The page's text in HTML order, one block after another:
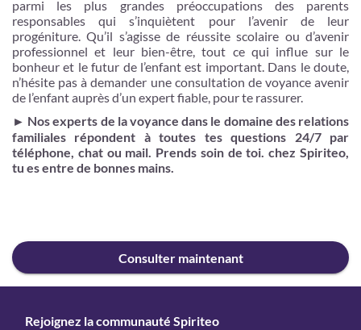
parmi les plus grandes préoccupations des parents
responsables qui s’inquiètent pour l’avenir de leur
progéniture. Qu’il s’agisse de réussite scolaire ou d’avenir
professionnel et leur bien-être, tout ce qui influe sur le
bonheur et le futur de l’enfant est important. Dans le doute,
n’hésite pas à demander une consultation de voyance avenir
de l’enfant auprès d’un expert fiable, pour te rassurer.
► Nos experts de la voyance dans le domaine des relations
familiales répondent à toutes tes questions 24/7 par
téléphone, chat ou mail. Prends soin de toi. chez Spiriteo,
tu es entre de bonnes mains.
Consulter maintenant
Rejoignez la communauté Spiriteo